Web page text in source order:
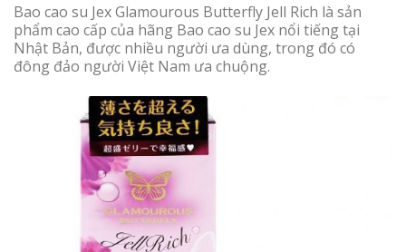
Bao cao su Jex Glamourous Butterfly Jell Rich là sản
phẩm cao cấp của hãng Bao cao su Jex nổi tiếng tại
Nhật Bản, được nhiều người ưa dùng, trong đó có
đông đảo người Việt Nam ưa chuộng.